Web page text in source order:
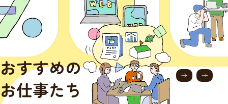
おすすめの
お仕事たち